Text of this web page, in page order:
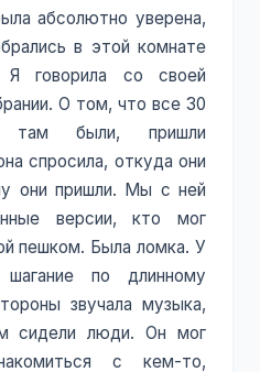
абсолютно уверена,
в этой комнате
Я говорила со своей
О том, что все 30
там были, пришли
спросила, откуда они
они пришли. Мы с ней
версии, кто мог
пешком. Была ломка. У
по длинному
звучала музыка,
сидели люди. Он мог
с кем-то,